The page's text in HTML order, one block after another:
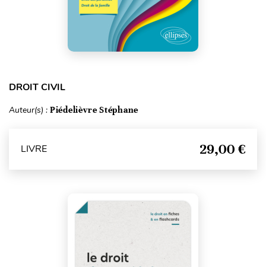
DROIT CIVIL
Auteur(s) : Piédelièvre Stéphane
LIVRE 29,00 €